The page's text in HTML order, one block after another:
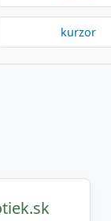
kurzor